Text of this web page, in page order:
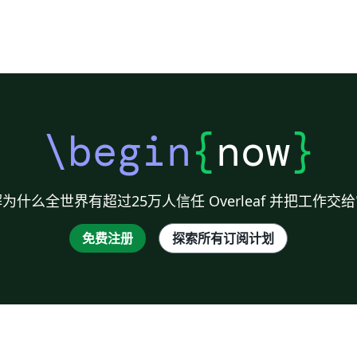
\begin{now}
什么全世界有超过25万人信任 Overleaf 并把工作交
免费注册 探索所有订阅计划